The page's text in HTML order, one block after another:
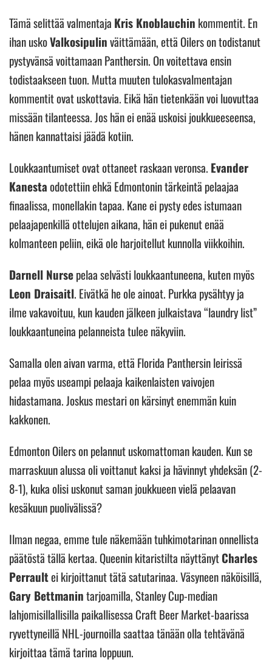
Tämä selittää valmentaja Kris Knoblauchin kommentit. En
ihan uskoValkosipulinväittämään, että Oilers on todistanut
pystyvänsä voittamaan Panthersin. On voitettava ensin
todistaakseen tuon. Mutta muuten tulokasvalmentajan
kommentit ovat uskottavia. Eikä hän tietenkään voi luovuttaa
missään tilanteessa. Jos hän ei enää uskoisi joukkueeseensa,
hänen kannattaisi jäädä kotiin.
Loukkaantumiset ovat ottaneet raskaan veronsa. Evander
Kanestaodotettiin ehkä Edmontonin tärkeintä pelaajaa
finaalissa, monellakin tapaa. Kane ei pysty edes istumaan
pelaajapenkillä ottelujen aikana, hän ei pukenut enää
kolmanteen peliin, eikä ole harjoitellut kunnolla viikkoihin.
Darnell Nursepelaa selvästi loukkaantuneena, kuten myös
Leon Draisaitl. Eivätkä he ole ainoat. Purkka pysähtyy ja
ilme vakavoituu, kun kauden jälkeen julkaistava “laundry list”
loukkaantuneina pelanneista tulee näkyviin.
Samalla olen aivan varma, että Florida Panthersin leirissä
pelaa myös useampi pelaaja kaikenlaisten vaivojen
hidastamana. Joskus mestari on kärsinyt enemmän kuin
kakkonen.
Edmonton Oilers on pelannut uskomattoman kauden. Kun se
marraskuun alussa oli voittanut kaksi ja hävinnyt yhdeksän (2-
8-1), kuka olisi uskonut saman joukkueen vielä pelaavan
kesäkuun puolivälissä?
Ilman negaa, emme tule näkemään tuhkimotarinan onnellista
päätöstä tällä kertaa. Queenin kitaristilta näyttänytCharles
Perraultei kirjoittanut tätä satutarinaa. Väsyneen näköisillä,
Gary Bettmanintarjoamilla, Stanley Cup-median
lahjomisillallisilla paikallisessa Craft Beer Market-baarissa
ryvettyneillä NHL-journoilla saattaa tänään olla tehtävänä
kirjoittaa tämä tarina loppuun.